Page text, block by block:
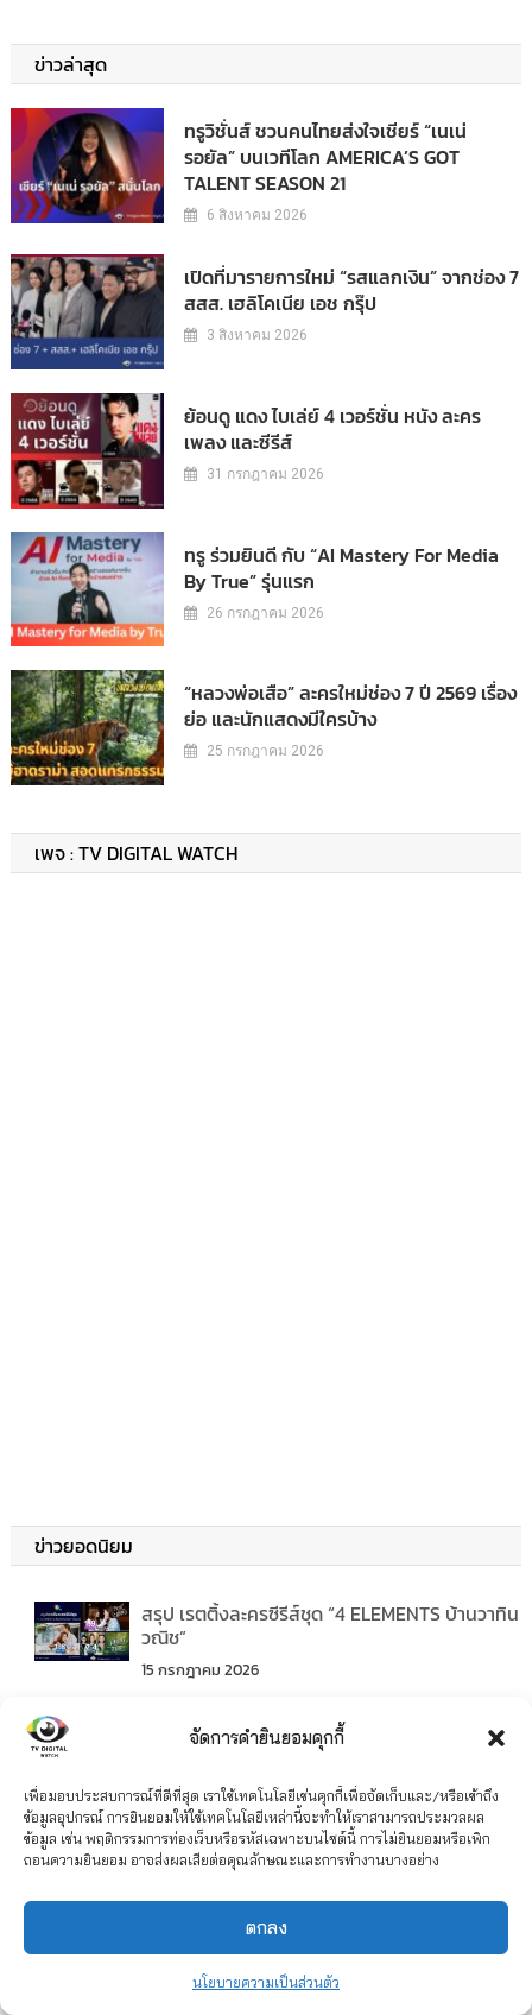
จัดการคำยินยอมคุกกี้
เพื่อมอบประสบการณ์ที่ดีที่สุด เราใช้เทคโนโลยีเช่นคุกกี้เพื่อจัดเก็บและ/หรือเข้าถึง
ข้อมูลอุปกรณ์ การยินยอมให้ใช้เทคโนโลยีเหล่านี้จะทำให้เราสามารถประมวลผล
ข้อมูล เช่น พฤติกรรมการท่องเว็บหรือรหัสเฉพาะบนไซต์นี้ การไม่ยินยอมหรือเพิก
ถอนความยินยอม อาจส่งผลเสียต่อคุณลักษณะและการทำงานบางอย่าง
ตกลง
นโยบายความเป็นส่วนตัว
ข่าวล่าสุด
ทรูวิชั่นส์ ชวนคนไทยส่งใจเชียร์ “เนเน่
รอยัล” บนเวทีโลก AMERICA’S GOT
TALENT SEASON 21
6 สิงหาคม 2026
เปิดที่มารายการใหม่ “รสแลกเงิน” จากช่อง 7
สสส. เฮลิโคเนีย เอช กรุ๊ป
3 สิงหาคม 2026
ย้อนดู แดง ไบเล่ย์ 4 เวอร์ชั่น หนัง ละคร
เพลง และซีรีส์
31 กรกฎาคม 2026
ทรู ร่วมยินดี กับ “AI Mastery For Media
By True” รุ่นแรก
26 กรกฎาคม 2026
“หลวงพ่อเสือ” ละครใหม่ช่อง 7 ปี 2569 เรื่อง
ย่อ และนักแสดงมีใครบ้าง
25 กรกฎาคม 2026
เพจ : TV DIGITAL WATCH
ข่าวยอดนิยม
สรุป เรตติ้งละครซีรีส์ชุด “4 ELEMENTS บ้านวาทิน
วณิช”
15 กรกฎาคม 2026
“หลวงพ่อเสือ” ละครใหม่ช่อง 7 ปี 2569 เรื่องย่อ
และนักแสดงมีใครบ้าง
25 กรกฎาคม 2026
ช่อง 3 ปิดดีลบริษัทจากสิงคโปร์ ขายละคร 12 เรื่อ
งออนแอร์ตลาดโลก
23 กรกฎาคม 2026
เรื่องย่อ “โซ่รักอัคนี” ซีรีส์ชุด บ้านวาทินวณิช ช่อง